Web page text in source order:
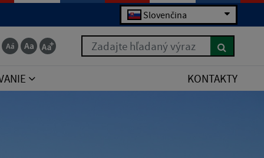
Slovenčina
Zadajte hľadaný výraz
KONTAKTY